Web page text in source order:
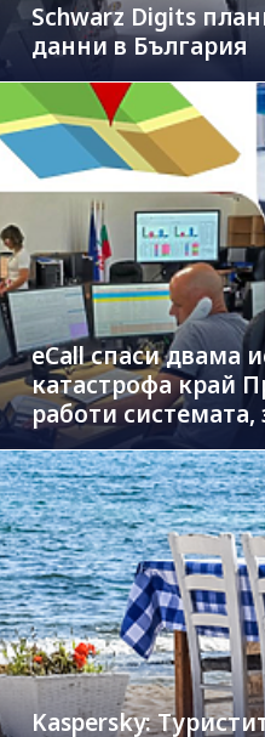
Schwarz Digits
данни в България
eCall спаси двама
катастрофа край
работи
новите коли
Kaspersky: